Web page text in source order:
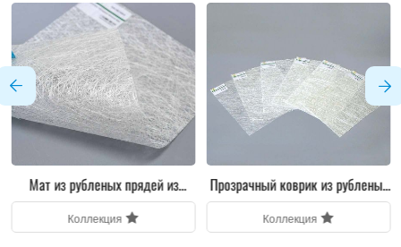
Мат из рубленых прядей из
стекловолокна ручной укладки
Коллекция
Прозрачный коврик из рубленых
прядей из стекловолокна
Коллекция